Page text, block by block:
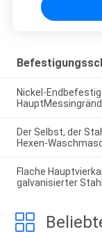
Nickel-
Der Selbst, der
Hexen-
Flache
galvanisierter